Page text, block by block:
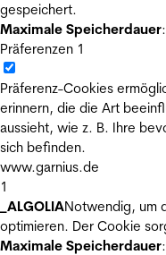
gespeichert.
Maximale Speicherdauer
Präferenzen 1
Präferenz-Cookies
erinnern, die die Art
aussieht, wie z. B. Ihre
sich befinden.
www.garnius.de
1
_ALGOLIANotwendig, um
optimieren. Der Cookie
Maximale Speicherdauer